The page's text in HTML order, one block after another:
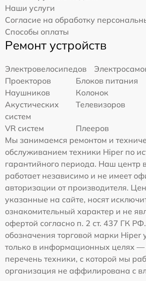
Наши услуги
Согласие на обработку
Способы оплаты
Ремонт устройств
Электровелосипедов
Проекторов
Блоков питания
Наушников
Колонок
Акустических
систем
Телевизоров
VR систем
Плееров
Мы занимаемся ремонтом и
обслуживанием техники Hiper по
гарантийного периода. Наш центр
работает независимо и не имеет
авторизации от производителя.
указанные на сайте, носят
ознакомительный характер и не
офертой согласно п. 2 ст. 437 ГК
обозначения торговой марки Hiper
только в информационных целях —
перечень техники, с которой мы
организация не аффилирована с